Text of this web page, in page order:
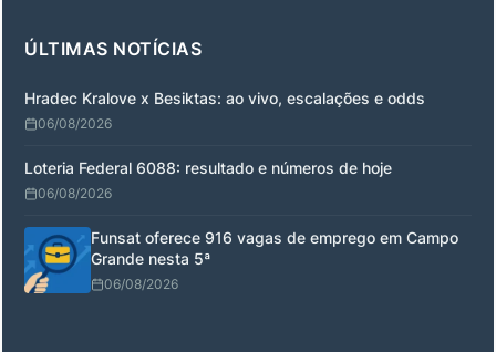
ÚLTIMAS NOTÍCIAS
Hradec Kralove x Besiktas: ao vivo, escalações e odds
06/08/2026
Loteria Federal 6088: resultado e números de hoje
06/08/2026
Funsat oferece 916 vagas de emprego em Campo
Grande nesta 5ª
06/08/2026